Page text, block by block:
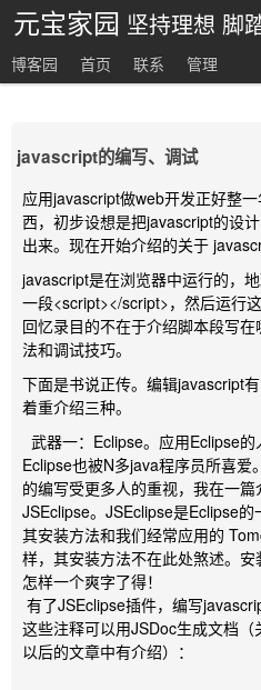
元宝家园 坚持理想 脚
博客园 首页 联系 管理
javascript的编写、调试
应用javascript做web开发正好整
西，初步设想是把javascript的设
出来。现在开始介绍的关于
javascript是在浏览器中运行的，
一段<script></script>，然后运行
回忆录目的不在于介绍脚本段写
法和调试技巧。
下面是书说正传。编辑javascript
着重介绍三种。
武器一：Eclipse。应用Eclipse的
Eclipse也被N多java程序员所喜
的编写受更多人的重视，我在一
JSEclipse。JSEclipse是Eclipse的
其安装方法和我们经常应用的
样，其安装方法不在此处煞述。安
怎样一个爽字了得！
有了JSEclipse插件，编写
这些注释可以用JSDoc生成文档
以后的文章中有介绍）：